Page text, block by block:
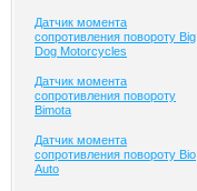
Датчик момента
сопротивления повороту Big
Dog Motorcycles
Датчик момента
сопротивления повороту
Bimota
Датчик момента
сопротивления повороту Bio
Auto